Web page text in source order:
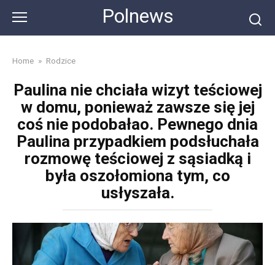
content
Polnews
Home » Rodzice
Paulina nie chciała wizyt teściowej
w domu, ponieważ zawsze się jej
coś nie podobałao. Pewnego dnia
Paulina przypadkiem podsłuchała
rozmowę teściowej z sąsiadką i
była oszołomiona tym, co
usłyszała.